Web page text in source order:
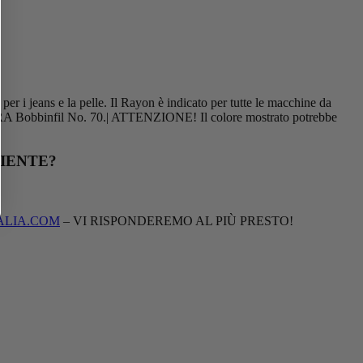
i jeans e la pelle. Il Rayon è indicato per tutte le macchine da
Bobbinfil No. 70.| ATTENZIONE! Il colore mostrato potrebbe
– VI RISPONDEREMO AL PIÙ PRESTO!